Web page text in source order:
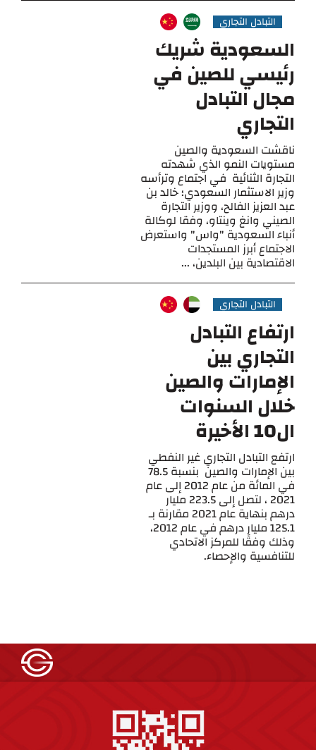
التبادل التجاري
السعودية شريك
رئيسي للصين في
مجال التبادل
التجاري
ناقشت السعودية والصين
مستويات النمو الذي شهدته
التجارة الثنائية في اجتماع وترأسه
وزير الاستثمار السعودي؛ خالد بن
عبد العزيز الفالح، ووزير التجارة
الصيني وانغ وينتاو، وفقا لوكالة
أنباء السعودية "واس" واستعرض
الاجتماع أبرز المستجدات
الاقتصادية بين البلدين، ...
التبادل التجاري
ارتفاع التبادل
التجاري بين
الإمارات والصين
خلال السنوات
ال10 الأخيرة
ارتفع التبادل التجاري غير النفطي
بين الإمارات والصين بنسبة 78.5
في المائة من عام 2012 إلى عام
2021 ، لتصل إلى 223.5 مليار
درهم بنهاية عام 2021 مقارنة بـ
125.1 مليار درهم في عام 2012،
وذلك وفقًا للمركز الاتحادي
للتنافسية والإحصاء.